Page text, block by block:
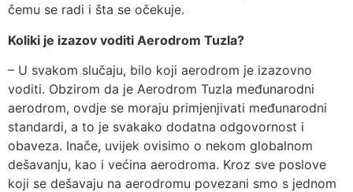
čemu se radi i šta se očekuje.
Koliki je izazov voditi Aerodrom Tuzla?
– U svakom slučaju, bilo koji aerodrom je izazovno
voditi. Obzirom da je Aerodrom Tuzla međunarodni
aerodrom, ovdje se moraju primjenjivati međunarodni
standardi, a to je svakako dodatna odgovornost i
obaveza. Inače, uvijek ovisimo o nekom globalnom
dešavanju, kao i većina aerodroma. Kroz sve poslove
koji se dešavaju na aerodromu povezani smo s jednom